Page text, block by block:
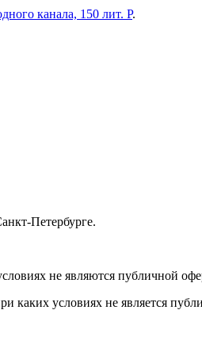
канала, 150 лит. Р.
Петербурге.
не являются публичной
условиях не является